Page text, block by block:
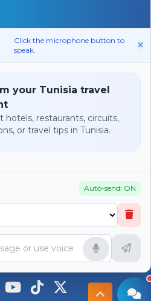
Click the microphone button to
speak.
your Tunisia travel
hotels, restaurants, circuits,
or travel tips in Tunisia.
Auto-send: ON
- Tous droits réservés.